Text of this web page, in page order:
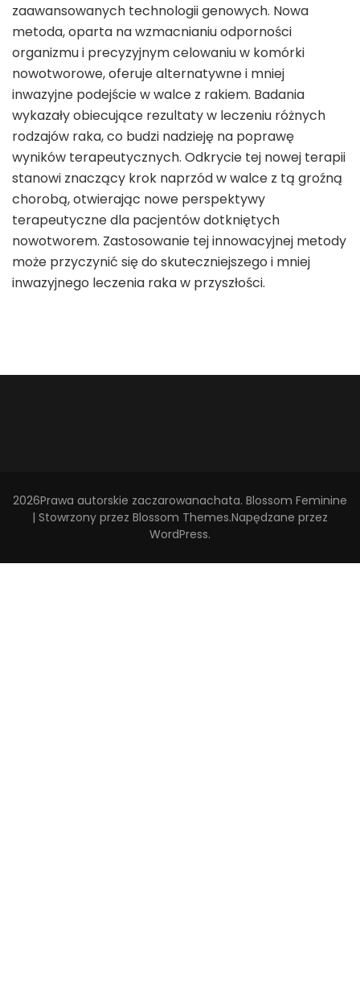
zaawansowanych technologii genowych. Nowa
metoda, oparta na wzmacnianiu odporności
organizmu i precyzyjnym celowaniu w komórki
nowotworowe, oferuje alternatywne i mniej
inwazyjne podejście w walce z rakiem. Badania
wykazały obiecujące rezultaty w leczeniu różnych
rodzajów raka, co budzi nadzieję na poprawę
wyników terapeutycznych. Odkrycie tej nowej terapii
stanowi znaczący krok naprzód w walce z tą groźną
chorobą, otwierając nowe perspektywy
terapeutyczne dla pacjentów dotkniętych
nowotworem. Zastosowanie tej innowacyjnej metody
może przyczynić się do skuteczniejszego i mniej
inwazyjnego leczenia raka w przyszłości.
2026Prawa autorskie zaczarowanachata. Blossom Feminine
| Stowrzony przez Blossom Themes.Napędzane przez
WordPress.